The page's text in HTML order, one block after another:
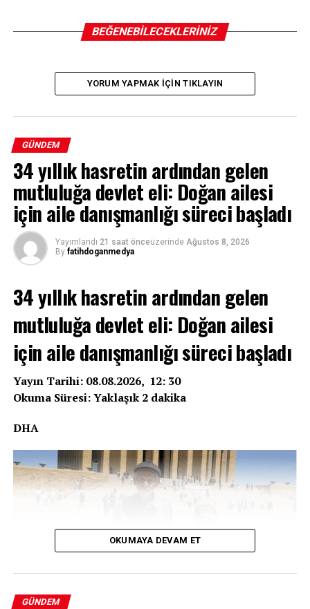
BEĞENEBILECEKLERINIZ
YORUM YAPMAK IÇIN TIKLAYIN
GÜNDEM
34 yıllık hasretin ardından gelen
mutluluğa devlet eli: Doğan ailesi
için aile danışmanlığı süreci başladı
Yayımlandı 21 saat önceüzerinde Ağustos 8, 2026
By fatihdoganmedya
34 yıllık hasretin ardından gelen
mutluluğa devlet eli: Doğan ailesi
için aile danışmanlığı süreci başladı
Yayın Tarihi: 08.08.2026, 12: 30
Okuma Süresi: Yaklaşık 2 dakika
DHA
OKUMAYA DEVAM ET
GÜNDEM